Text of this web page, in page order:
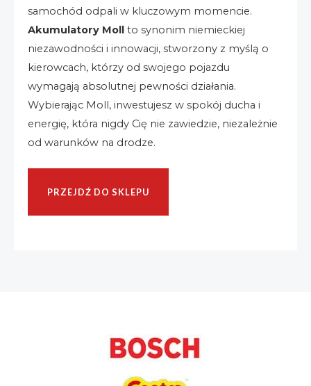
samochód odpali w kluczowym momencie.
Akumulatory Moll to synonim niemieckiej
niezawodności i innowacji, stworzony z myślą o
kierowcach, którzy od swojego pojazdu
wymagają absolutnej pewności działania.
Wybierając Moll, inwestujesz w spokój ducha i
energię, która nigdy Cię nie zawiedzie, niezależnie
od warunków na drodze.
PRZEJDŹ DO SKLEPU